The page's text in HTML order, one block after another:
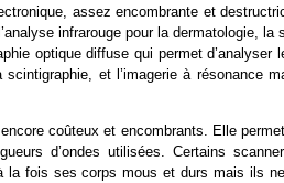
assez encombrante et
infrarouge pour la dermatologie,
optique diffuse qui permet
et l’imagerie à résonance
coûteux et encombrants. Elle
d’ondes utilisées. Certains
la fois ses corps mous et durs mais ils